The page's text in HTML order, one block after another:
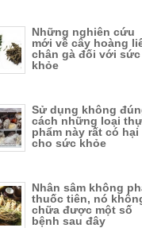
Những nghiên cứu
mới về cây hoàng
chân gà đối với sức
khỏe
Sử dụng không
cách những loại
phẩm này rất có hại
cho sức khỏe
Nhân sâm không
thuốc tiên, nó
chữa được một số
bệnh sau đây